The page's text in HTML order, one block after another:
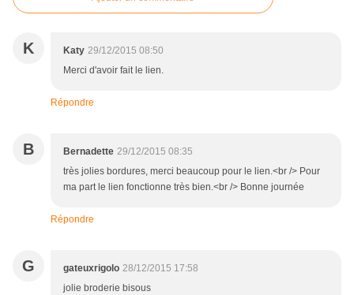
K Katy 29/12/2015 08:50
Merci d'avoir fait le lien.
Répondre
B Bernadette 29/12/2015 08:35
très jolies bordures, merci beaucoup pour le lien.<br /> Pour
ma part le lien fonctionne très bien.<br /> Bonne journée
Répondre
G gateuxrigolo 28/12/2015 17:58
jolie broderie bisous